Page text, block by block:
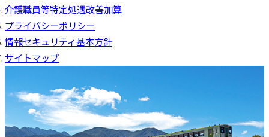
介護職員等特定処遇改善加算
プライバシーポリシー
情報セキュリティ基本方針
サイトマップ